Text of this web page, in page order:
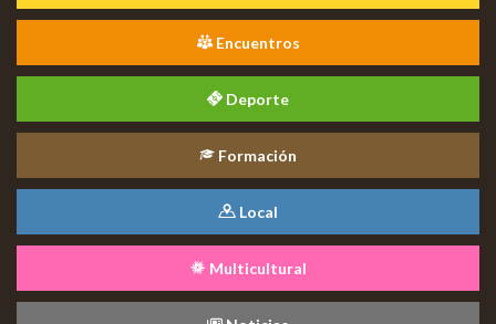
Encuentros
Deporte
Formación
Local
Multicultural